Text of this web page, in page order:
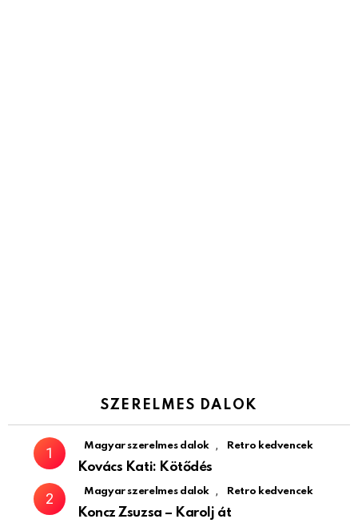
SZERELMES DALOK
Magyar szerelmes dalok , Retro kedvencek
Kovács Kati: Kötődés
Magyar szerelmes dalok , Retro kedvencek
Koncz Zsuzsa – Karolj át